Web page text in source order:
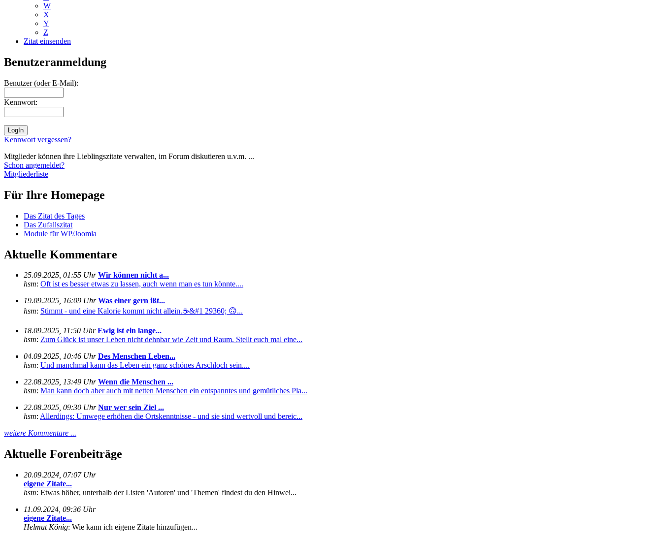
W
X
Y
Z
Zitat einsenden
Benutzeranmeldung
Benutzer (oder E-Mail):
Kennwort:
Kennwort vergessen?
Mitglieder können ihre Lieblingszitate verwalten, im Forum diskutieren u.v.m. ...
Schon angemeldet?
Mitgliederliste
Für Ihre Homepage
Das Zitat des Tages
Das Zufallszitat
Module für WP/Joomla
Aktuelle Kommentare
25.09.2025, 01:55 Uhr Wir können nicht a...
hsm: Oft ist es besser etwas zu lassen, auch wenn man es tun könnte....
19.09.2025, 16:09 Uhr Was einer gern ißt...
hsm: Stimmt - und eine Kalorie kommt nicht allein.☕&#1 29360; 🙃...
18.09.2025, 11:50 Uhr Ewig ist ein lange...
hsm: Zum Glück ist unser Leben nicht dehnbar wie Zeit und Raum. Stellt euch mal eine...
04.09.2025, 10:46 Uhr Des Menschen Leben...
hsm: Und manchmal kann das Leben ein ganz schönes Arschloch sein....
22.08.2025, 13:49 Uhr Wenn die Menschen ...
hsm: Man kann doch aber auch mit netten Menschen ein entspanntes und gemütliches Pla...
22.08.2025, 09:30 Uhr Nur wer sein Ziel ...
hsm: Allerdings: Umwege erhöhen die Ortskenntnisse - und sie sind wertvoll und bereic...
weitere Kommentare ...
Aktuelle Forenbeiträge
20.09.2024, 07:07 Uhr
eigene Zitate...
hsm: Etwas höher, unterhalb der Listen 'Autoren' und 'Themen' findest du den Hinwei...
11.09.2024, 09:36 Uhr
eigene Zitate...
Helmut König: Wie kann ich eigene Zitate hinzufügen...